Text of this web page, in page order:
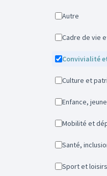
Autre
Cadre de vie
Convivialité
Culture et
Enfance,
Mobilité et
Santé,
Sport et loisirs